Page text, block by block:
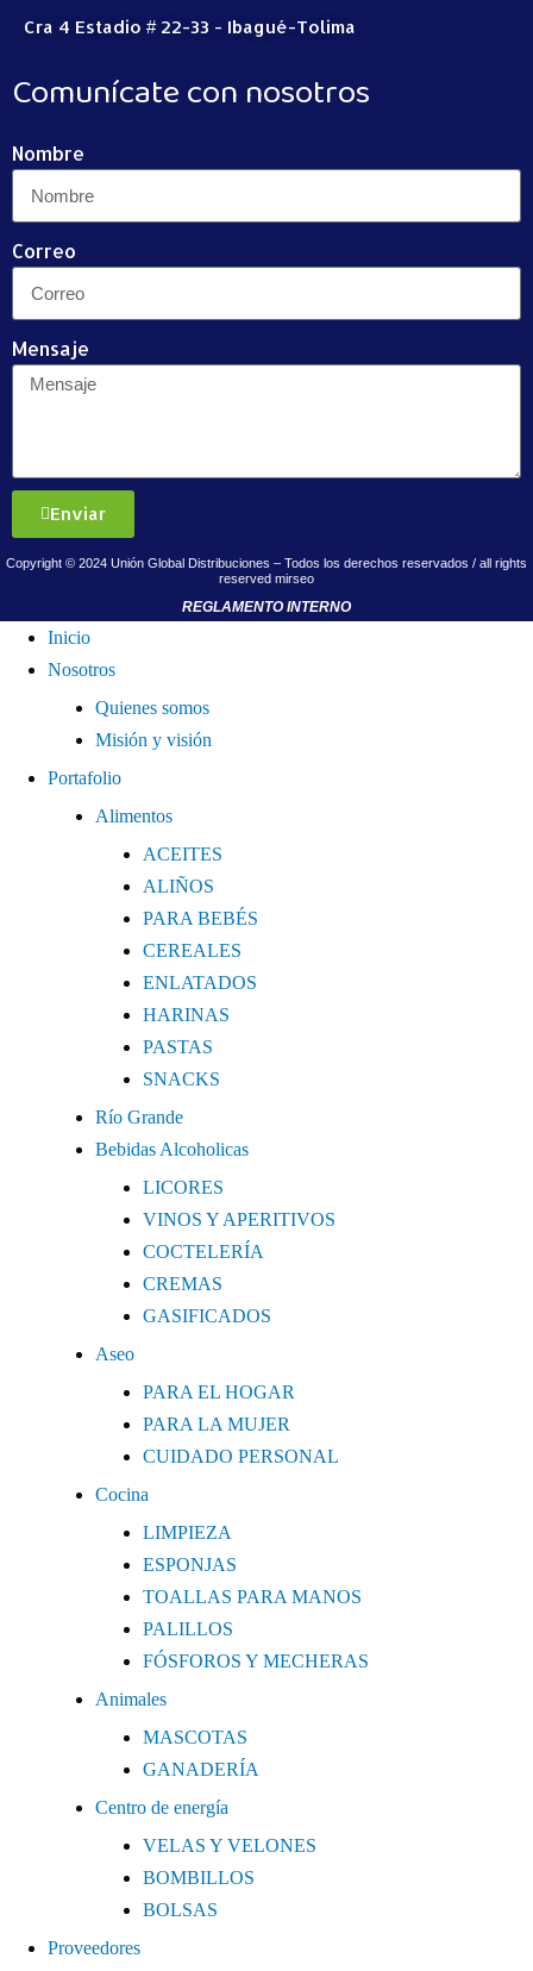
Cra 4 Estadio # 22-33 - Ibagué-Tolima
Comunícate con nosotros
Nombre
Correo
Mensaje
Enviar
Copyright © 2024 Unión Global Distribuciones – Todos los derechos reservados / all rights
reserved mirseo
REGLAMENTO INTERNO
Inicio
Nosotros
Quienes somos
Misión y visión
Portafolio
Alimentos
ACEITES
ALIÑOS
PARA BEBÉS
CEREALES
ENLATADOS
HARINAS
PASTAS
SNACKS
Río Grande
Bebidas Alcoholicas
LICORES
VINOS Y APERITIVOS
COCTELERÍA
CREMAS
GASIFICADOS
Aseo
PARA EL HOGAR
PARA LA MUJER
CUIDADO PERSONAL
Cocina
LIMPIEZA
ESPONJAS
TOALLAS PARA MANOS
PALILLOS
FÓSFOROS Y MECHERAS
Animales
MASCOTAS
GANADERÍA
Centro de energía
VELAS Y VELONES
BOMBILLOS
BOLSAS
Proveedores